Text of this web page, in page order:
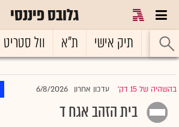
גלובס פיננסי
ראשי תיק אישי ת"א וול סטריט
בהשהיה של 15 דק' |עדכון אחרון 6/8/2026
בית הזהב אגח ד